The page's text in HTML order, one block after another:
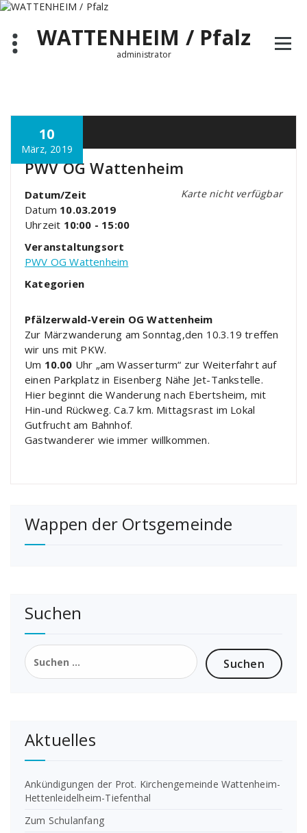
Zum
springenWATTENHEIM / Pfalz
administrator
10
März, 2019
PWV OG Wattenheim
Karte nicht verfügbar
Datum/Zeit
Datum 10.03.2019
Uhrzeit 10:00 - 15:00
Veranstaltungsort
PWV OG Wattenheim
Kategorien
Pfälzerwald-Verein OG Wattenheim
Zur Märzwanderung am Sonntag,den 10.3.19 treffen
wir uns mit PKW.
Um 10.00 Uhr „am Wasserturm“ zur Weiterfahrt auf
einen Parkplatz in Eisenberg Nähe Jet-Tankstelle.
Hier beginnt die Wanderung nach Ebertsheim, mit
Hin-und Rückweg. Ca.7 km. Mittagsrast im Lokal
Gutfrucht am Bahnhof.
Gastwanderer wie immer willkommen.
Wappen der Ortsgemeinde
Suchen
Suchen
nach:
Aktuelles
Ankündigungen der Prot. Kirchengemeinde Wattenheim-
Hettenleidelheim-Tiefenthal
Zum Schulanfang